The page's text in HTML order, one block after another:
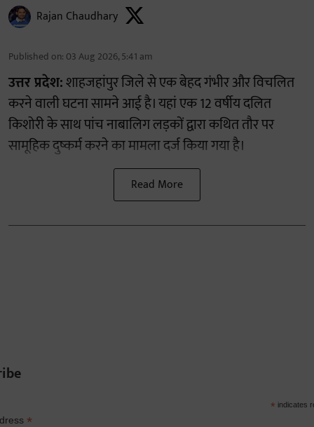
Rajan Chaudhary
Published on: 03 Aug 2026, 5:41 am
उत्तर प्रदेश:शाहजहांपुर जिले से एक बेहद गंभीर और विचलित
करने वाली घटना सामने आई है। यहां एक 12 वर्षीय दलित
किशोरी के साथ पांच नाबालिग लड़कों द्वारा कथित तौर पर
सामूहिक दुष्कर्म करने का मामला दर्ज किया गया है।
Read More
* indicates
*